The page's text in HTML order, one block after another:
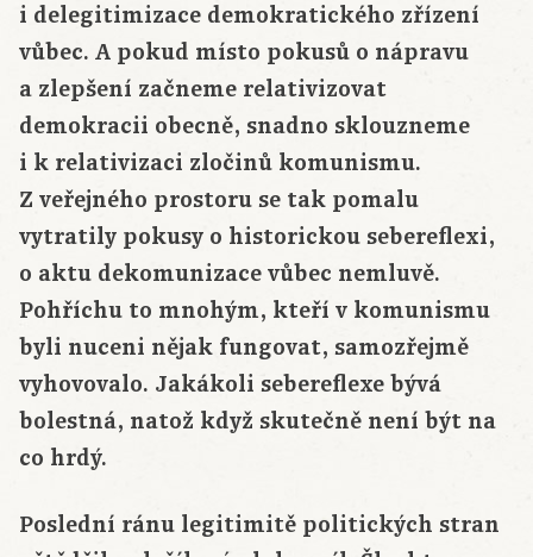
i delegitimizace demokratického zřízení
vůbec. A pokud místo pokusů o nápravu
a zlepšení začneme relativizovat
demokracii obecně, snadno sklouzneme
i k relativizaci zločinů komunismu.
Z veřejného prostoru se tak pomalu
vytratily pokusy o historickou sebereflexi,
o aktu dekomunizace vůbec nemluvě.
Pohříchu to mnohým, kteří v komunismu
byli nuceni nějak fungovat, samozřejmě
vyhovovalo. Jakákoli sebereflexe bývá
bolestná, natož když skutečně není být na
co hrdý.
Poslední ránu legitimitě politických stran